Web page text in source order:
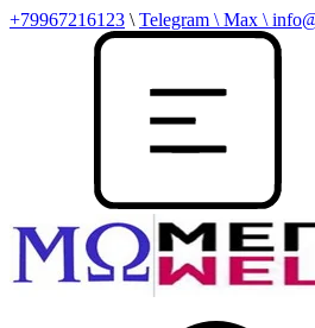
+79967216123 \ Telegram \ Max \